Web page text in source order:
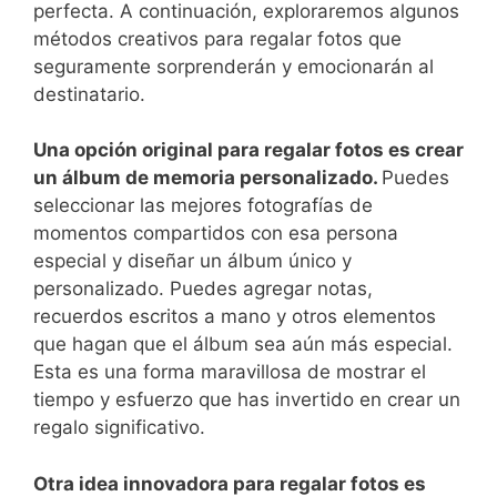
perfecta. A continuación, exploraremos algunos⁤
métodos creativos⁢ para regalar fotos que
seguramente sorprenderán ​y emocionarán al⁤
destinatario.
Una opción original para regalar ‍fotos es crear
un álbum de memoria personalizado. Puedes
seleccionar las mejores fotografías de
momentos compartidos con esa persona
especial y ⁢diseñar un álbum único y
personalizado. Puedes agregar notas,
recuerdos escritos a⁣ mano y otros elementos
que hagan ‍que el álbum sea aún más‌ especial.⁤
Esta es una ‌forma maravillosa de mostrar el
tiempo ​y esfuerzo que has invertido en crear un
regalo significativo.
Otra idea innovadora para ⁢regalar fotos es